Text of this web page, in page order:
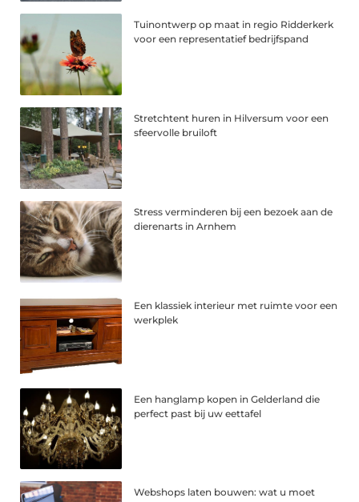
Tuinontwerp op maat in regio Ridderkerk
voor een representatief bedrijfspand
Stretchtent huren in Hilversum voor een
sfeervolle bruiloft
Stress verminderen bij een bezoek aan de
dierenarts in Arnhem
Een klassiek interieur met ruimte voor een
werkplek
Een hanglamp kopen in Gelderland die
perfect past bij uw eettafel
Webshops laten bouwen: wat u moet